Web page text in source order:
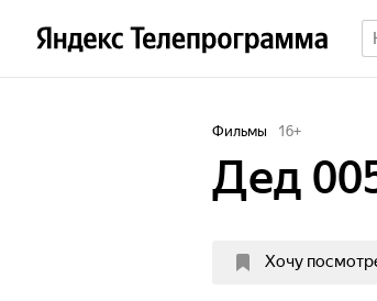
Фильмы 16+
Дед
Хочу